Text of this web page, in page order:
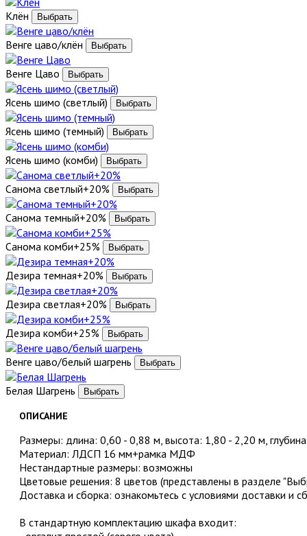
Клён
Венге цаво/клён
Венге Цаво
Ясень шимо (светлый)
Ясень шимо (темный)
Ясень шимо (комби)
Санома светлый+20%
Санома темный+20%
Санома комби+25%
Дезира темная+20%
Дезира светлая+20%
Дезира комби+25%
Венге цаво/белый шагрень
Белая Шагрень
ОПИСАНИЕ
Размеры: длина: 0,60 - 0,88 м, высота: 1,80 - 2,20 м,
Материал: ЛДСП 16 мм+рамка МДФ
Нестандартные размеры: возможны
Цветовые решения: 8 цветов (представлены в разделе
Доставка и сборка: ознакомьтесь с условиями доставки и
В стандартную комплектацию шкафа входит: